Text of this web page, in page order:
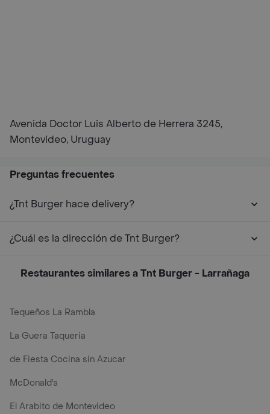
Avenida Doctor Luis Alberto de Herrera 3245,
Montevideo, Uruguay
Preguntas frecuentes
¿Tnt Burger hace delivery?
¿Cuál es la dirección de Tnt Burger?
Restaurantes similares a Tnt Burger - Larrañaga
Tequeños La Rambla
La Guera Taqueria
de Fiesta Cocina sin Azucar
McDonald's
El Arabito de Montevideo